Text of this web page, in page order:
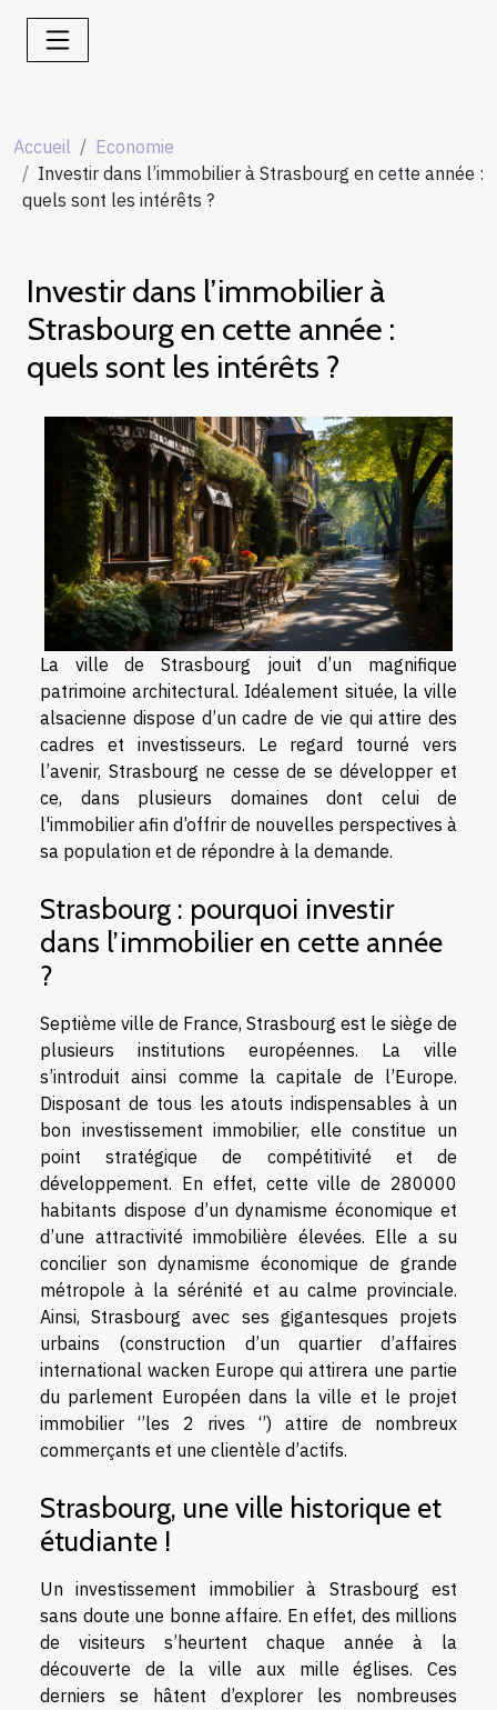
Accueil
Economie
Investir dans l’immobilier à Strasbourg en cette année :
quels sont les intérêts ?
Investir dans l’immobilier à
Strasbourg en cette année :
quels sont les intérêts ?
La ville de Strasbourg jouit d’un magnifique
patrimoine architectural. Idéalement située, la ville
alsacienne dispose d’un cadre de vie qui attire des
cadres et investisseurs. Le regard tourné vers
l’avenir, Strasbourg ne cesse de se développer et
ce, dans plusieurs domaines dont celui de
l'immobilier afin d’offrir de nouvelles perspectives à
sa population et de répondre à la demande.
Strasbourg : pourquoi investir
dans l’immobilier en cette année
?
Septième ville de France, Strasbourg est le siège de
plusieurs institutions européennes. La ville
s’introduit ainsi comme la capitale de l’Europe.
Disposant de tous les atouts indispensables à un
bon investissement immobilier, elle constitue un
point stratégique de compétitivité et de
développement. En effet, cette ville de 280000
habitants dispose d’un dynamisme économique et
d’une attractivité immobilière élevées. Elle a su
concilier son dynamisme économique de grande
métropole à la sérénité et au calme provinciale.
Ainsi, Strasbourg avec ses gigantesques projets
urbains (construction d’un quartier d’affaires
international wacken Europe qui attirera une partie
du parlement Européen dans la ville et le projet
immobilier ‘’les 2 rives ‘’) attire de nombreux
commerçants et une clientèle d’actifs.
Strasbourg, une ville historique et
étudiante !
Un investissement immobilier à Strasbourg est
sans doute une bonne affaire. En effet, des millions
de visiteurs s’heurtent chaque année à la
découverte de la ville aux mille églises. Ces
derniers se hâtent d’explorer les nombreuses